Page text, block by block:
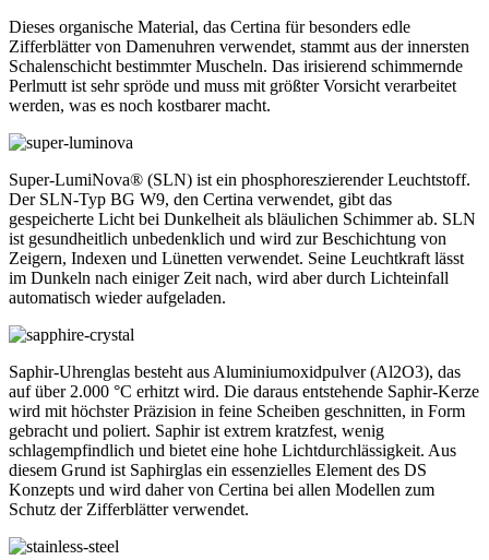
Dieses organische Material, das Certina für besonders edle
Zifferblätter von Damenuhren verwendet, stammt aus der innersten
Schalenschicht bestimmter Muscheln. Das irisierend schimmernde
Perlmutt ist sehr spröde und muss mit größter Vorsicht verarbeitet
werden, was es noch kostbarer macht.
Super-LumiNova® (SLN) ist ein phosphoreszierender Leuchtstoff.
Der SLN-Typ BG W9, den Certina verwendet, gibt das
gespeicherte Licht bei Dunkelheit als bläulichen Schimmer ab. SLN
ist gesundheitlich unbedenklich und wird zur Beschichtung von
Zeigern, Indexen und Lünetten verwendet. Seine Leuchtkraft lässt
im Dunkeln nach einiger Zeit nach, wird aber durch Lichteinfall
automatisch wieder aufgeladen.
Saphir-Uhrenglas besteht aus Aluminiumoxidpulver (Al2O3), das
auf über 2.000 °C erhitzt wird. Die daraus entstehende Saphir-Kerze
wird mit höchster Präzision in feine Scheiben geschnitten, in Form
gebracht und poliert. Saphir ist extrem kratzfest, wenig
schlagempfindlich und bietet eine hohe Lichtdurchlässigkeit. Aus
diesem Grund ist Saphirglas ein essenzielles Element des DS
Konzepts und wird daher von Certina bei allen Modellen zum
Schutz der Zifferblätter verwendet.